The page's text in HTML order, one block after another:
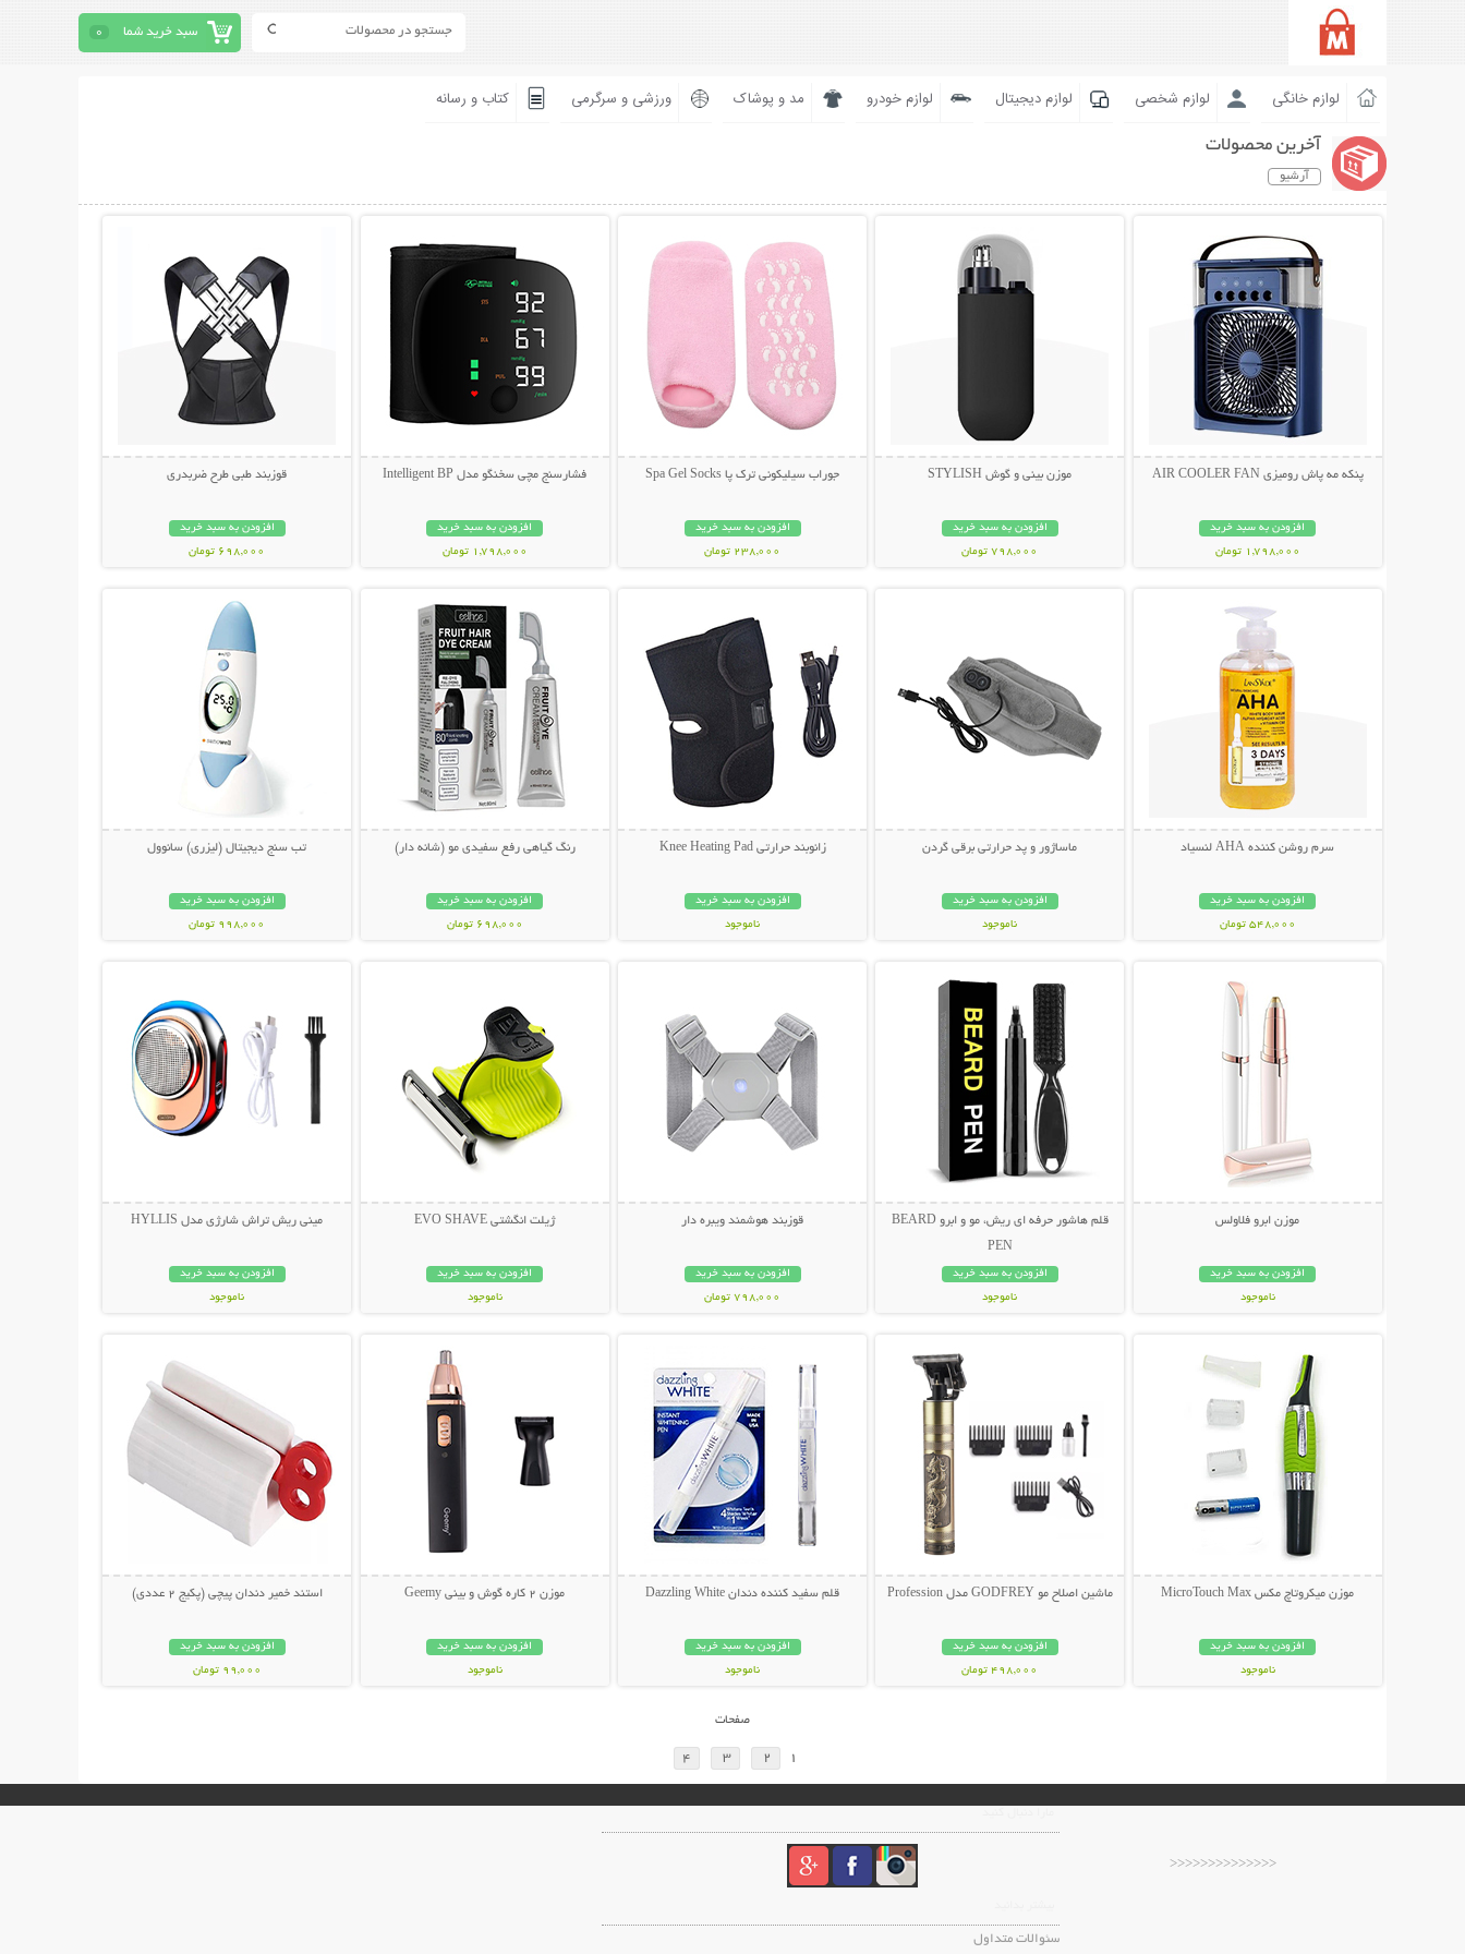
سبد خرید شما 0
لوازم خانگی لوازم شخصی لوازم دیجیتال لوازم خودرو مد و پوشاک ورزشی و سرگرمی کتاب و رسانه
آخرین محصولات
آرشیو
پنکه مه پاش رومیزی AIR COOLER FAN
افزودن به سبد خرید
1,798,000 تومان
موزن بینی و گوش STYLISH
افزودن به سبد خرید
798,000 تومان
جوراب سیلیکونی ترک پا Spa Gel Socks
افزودن به سبد خرید
238,000 تومان
فشارسنج مچی سخنگو مدل Intelligent BP
افزودن به سبد خرید
1,798,000 تومان
قوزبند طبی طرح ضربدری
افزودن به سبد خرید
698,000 تومان
سرم روشن کننده AHA لنسیاد
افزودن به سبد خرید
548,000 تومان
ماساژور و پد حرارتی برقی گردن
افزودن به سبد خرید
ناموجود
زانوبند حرارتی Knee Heating Pad
افزودن به سبد خرید
ناموجود
رنگ گیاهی رفع سفیدی مو (شانه دار)
افزودن به سبد خرید
698,000 تومان
تب سنج دیجیتال (لیزری) سانوول
افزودن به سبد خرید
998,000 تومان
موزن ابرو فلاولس
افزودن به سبد خرید
ناموجود
قلم هاشور حرفه ای ریش، مو و ابرو BEARD
PEN
افزودن به سبد خرید
ناموجود
قوزبند هوشمند ویبره دار
افزودن به سبد خرید
798,000 تومان
ژیلت انگشتی EVO SHAVE
افزودن به سبد خرید
ناموجود
مینی ریش تراش شارژی مدل HYLLIS
افزودن به سبد خرید
ناموجود
موزن میکروتاچ مکس MicroTouch Max
افزودن به سبد خرید
ناموجود
ماشین اصلاح مو GODFREY مدل Profession
افزودن به سبد خرید
498,000 تومان
قلم سفید کننده دندان Dazzling White
افزودن به سبد خرید
ناموجود
موزن 2 کاره گوش و بینی Geemy
افزودن به سبد خرید
ناموجود
استند خمیر دندان پیچی (پکیج 2 عددی)
افزودن به سبد خرید
99,000 تومان
صفحات
1
2
3
4
<<<<<<<<<<<<<<
سئوالات متداول